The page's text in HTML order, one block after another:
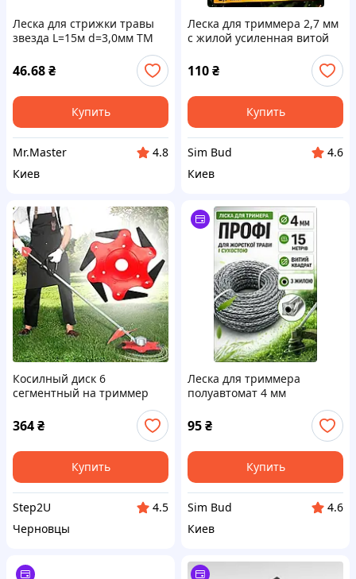
Леска для стрижки травы
звезда L=15м d=3,0мм ТМ
46.68₴
Купить
Mr.Master
4.8
Киев
Леска для триммера 2,7 мм
с жилой усиленная витой
квадрат 15 м для жёсткой
травы
110₴
Купить
Sim Bud
4.6
Киев
Косилный диск 6
сегментный на триммер
бензокосы
364₴
Купить
Step2U
4.5
Черновцы
Леска для триммера
полуавтомат 4 мм
95₴
Купить
Sim Bud
4.6
Киев